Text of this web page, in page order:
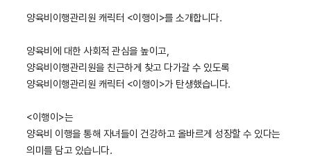
양육비이행관리원 캐릭터 <이행이>를 소개합니다.
양육비에 대한 사회적 관심을 높이고,
양육비이행관리원을 친근하게 찾고 다가갈 수 있도록
양육비이행관리원 캐릭터 <이행이>가 탄생했습니다.
<이행이>는
양육비 이행을 통해 자녀들이 건강하고 올바르게 성장할 수 있다는
의미를 담고 있습니다.